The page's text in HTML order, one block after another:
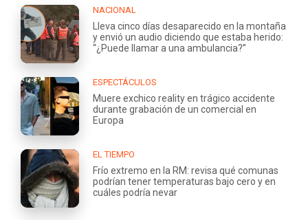
NACIONAL
Lleva cinco días desaparecido en la montaña
y envió un audio diciendo que estaba herido:
“¿Puede llamar a una ambulancia?”
ESPECTÁCULOS
Muere exchico reality en trágico accidente
durante grabación de un comercial en
Europa
EL TIEMPO
Frío extremo en la RM: revisa qué comunas
podrían tener temperaturas bajo cero y en
cuáles podría nevar